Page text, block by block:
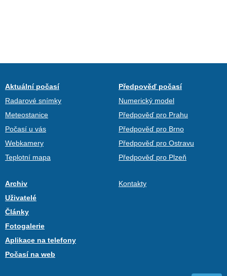
Aktuální počasí
Radarové snímky
Meteostanice
Počasí u vás
Webkamery
Teplotní mapa
Předpověď počasí
Numerický model
Předpověď pro Prahu
Předpověď pro Brno
Předpověď pro Ostravu
Předpověď pro Plzeň
Archiv
Uživatelé
Články
Fotogalerie
Aplikace na telefony
Počasí na web
Kontakty